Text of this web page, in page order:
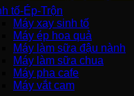
tố-Ép-Trộn
Máy xay sinh tố
Máy ép hoa quả
Máy làm sữa đậu nành
Máy làm sữa chua
Máy pha cafe
Máy vắt cam